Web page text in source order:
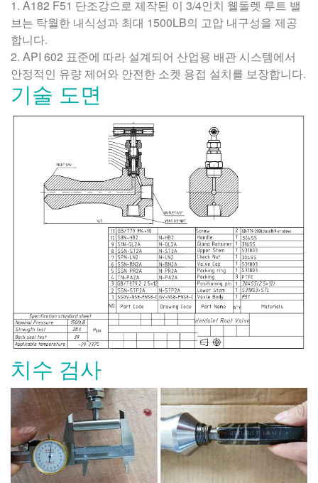
1. A182 F51 단조강으로 제작된 이 3/4인치 웰돌렛 루트 밸
브는 탁월한 내식성과 최대 1500LB의 고압 내구성을 제공
합니다.
2. API 602 표준에 따라 설계되어 산업용 배관 시스템에서
안정적인 유량 제어와 안전한 소켓 용접 설치를 보장합니다.
기술 도면
치수 검사